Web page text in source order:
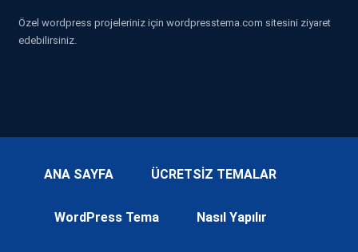
Özel wordpress projeleriniz için wordpresstema.com sitesini ziyaret
edebilirsiniz.
ANA SAYFA ÜCRETSİZ TEMALAR
WordPress Tema Nasıl Yapılır